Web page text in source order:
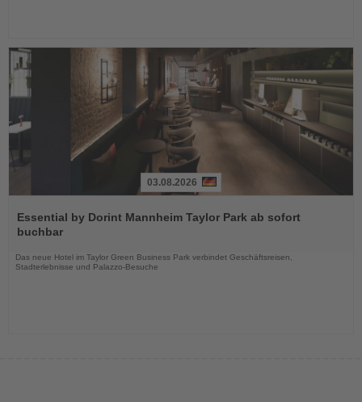
Sie
die
03.08.2026
Essential by Dorint Mannheim Taylor Park ab sofort
buchbar
Das neue Hotel im Taylor Green Business Park verbindet Geschäftsreisen,
Stadterlebnisse und Palazzo-Besuche